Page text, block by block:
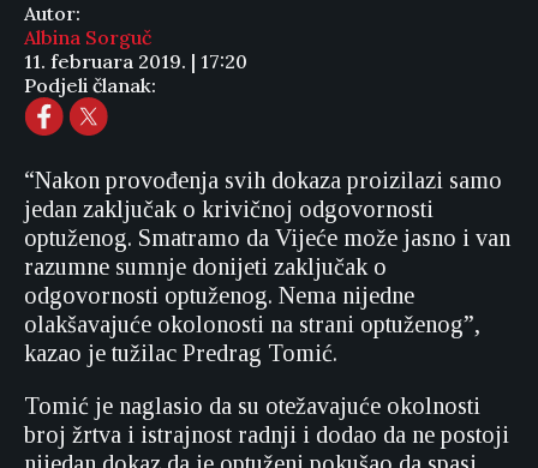
Autor:
Albina Sorguč
11. februara 2019. | 17:20
Podjeli članak:
“Nakon provođenja svih dokaza proizilazi samo
jedan zaključak o krivičnoj odgovornosti
optuženog. Smatramo da Vijeće može jasno i van
razumne sumnje donijeti zaključak o
odgovornosti optuženog. Nema nijedne
olakšavajuće okolonosti na strani optuženog”,
kazao je tužilac Predrag Tomić.
Tomić je naglasio da su otežavajuće okolnosti
broj žrtva i istrajnost radnji i dodao da ne postoji